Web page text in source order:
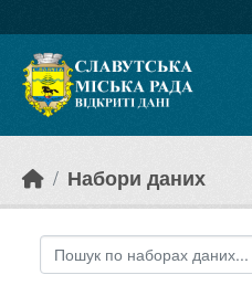
Набори даних